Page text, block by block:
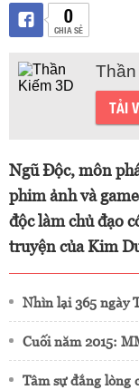
0
CHIA SẺ
TẢI
Ngũ Độc, môn
phim ảnh và
độc làm chủ đạo
truyện của Kim
Nhìn lại 365 ngày
Cuối năm 2015:
Tâm sự đắng lòng